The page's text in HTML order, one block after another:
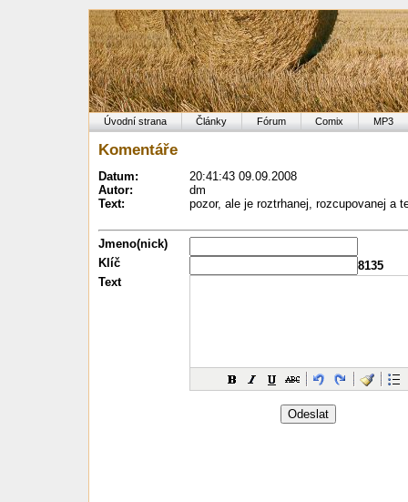
Úvodní strana Články Fórum Comix MP3
Komentáře
Datum:
20:41:43 09.09.2008
Autor:
dm
Text:
pozor, ale je roztrhanej, rozcupovanej a
Jmeno(nick)
Klíč
8135
Text